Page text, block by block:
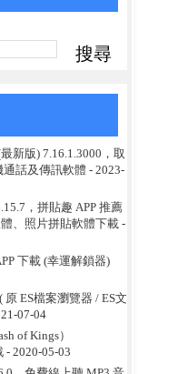
新版) 7.16.1.3000，取
通話及傳訊軟體 - 2023-
，拼貼趣 APP 推薦
、照片拼貼軟體下載-
下載 (幸運解鎖器)
原 ES檔案瀏覽器 / ES文
07-04
of Kings）
- 2020-05-03